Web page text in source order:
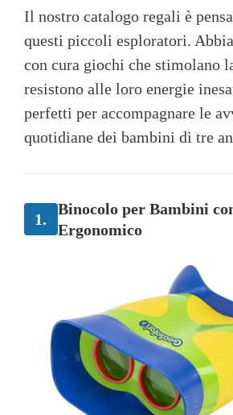
Il nostro catalogo regali è
questi piccoli esploratori.
con cura giochi che stimolano
resistono alle loro energie
perfetti per accompagnare le
quotidiane dei bambini di tre
1.
Binocolo per Bambini
Ergonomico